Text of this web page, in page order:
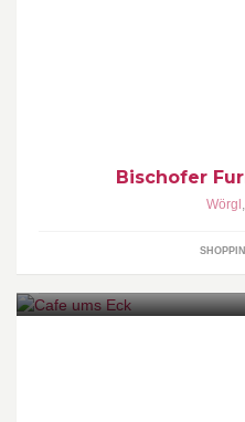
Bischofer
Wörgl ,